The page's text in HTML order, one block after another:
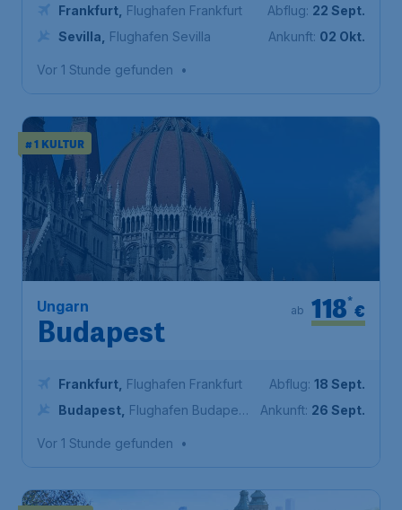
Frankfurt Flughafen Frankfurt
Sevilla
Flughafen Sevilla
Abflug: 22 Sept.
Ankunft: 02 Okt.
Vor 1 Stunde gefunden •
# 1 KULTUR
Ungarn
Budapest
€
118*
ab
Frankfurt Flughafen Frankfurt
Budapest Flughafen Budapest
Abflug: 18 Sept.
Ankunft: 26 Sept.
Vor 1 Stunde gefunden •